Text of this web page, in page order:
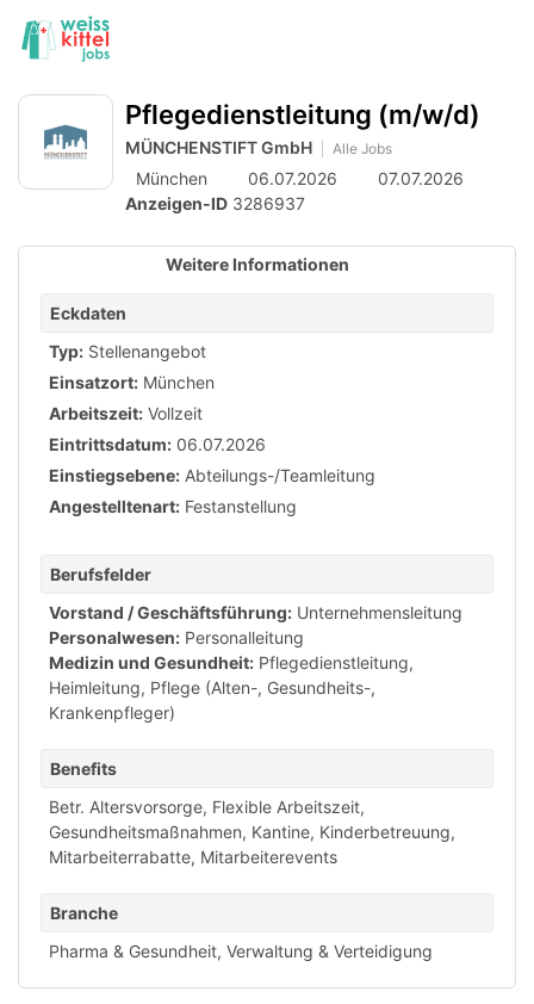
Accessibility
Modus
aktivieren
zur
von
mobilem
Endgerät
Pflegedienstleitung (m/w/d)
MÜNCHENSTIFT GmbH Alle Jobs
München 06.07.2026
07.07.2026
Anzeigen-ID 3286937
Weitere Informationen
Eckdaten
Typ: Stellenangebot
Einsatzort: München
Arbeitszeit: Vollzeit
Eintrittsdatum: 06.07.2026
Einstiegsebene: Abteilungs-/Teamleitung
Angestelltenart: Festanstellung
Berufsfelder
Vorstand / Geschäftsführung: Unternehmensleitung
Personalwesen: Personalleitung
Medizin und Gesundheit: Pflegedienstleitung,
Heimleitung, Pflege (Alten-, Gesundheits-,
Krankenpfleger)
Benefits
Betr. Altersvorsorge, Flexible Arbeitszeit,
Gesundheitsmaßnahmen, Kantine, Kinderbetreuung,
Mitarbeiterrabatte, Mitarbeiterevents
Branche
Pharma & Gesundheit, Verwaltung & Verteidigung